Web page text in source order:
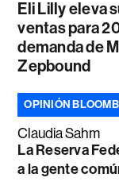
Eli Lilly eleva
ventas para
demanda de
Zepbound
OPINIÓN
Claudia Sahm
La Reserva
a la gente